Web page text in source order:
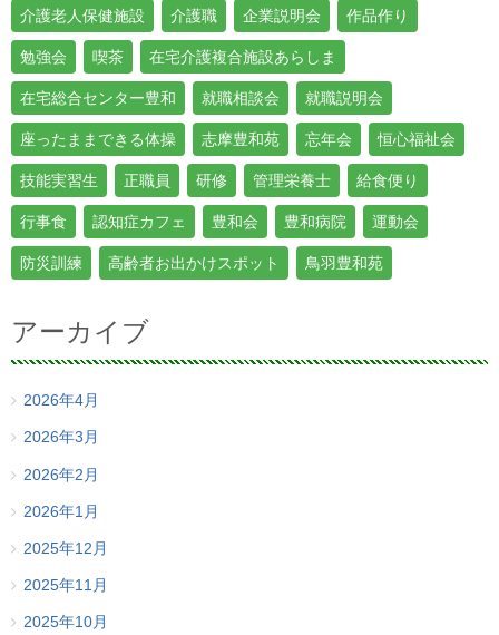
介護老人保健施設 介護職 企業説明会 作品作り
勉強会 喫茶 在宅介護複合施設あらしま
在宅総合センター豊和 就職相談会 就職説明会
座ったままできる体操 志摩豊和苑 忘年会 恒心福祉会
技能実習生 正職員 研修 管理栄養士 給食便り
行事食 認知症カフェ 豊和会 豊和病院 運動会
防災訓練 高齢者お出かけスポット 鳥羽豊和苑
アーカイブ
2026年4月
2026年3月
2026年2月
2026年1月
2025年12月
2025年11月
2025年10月